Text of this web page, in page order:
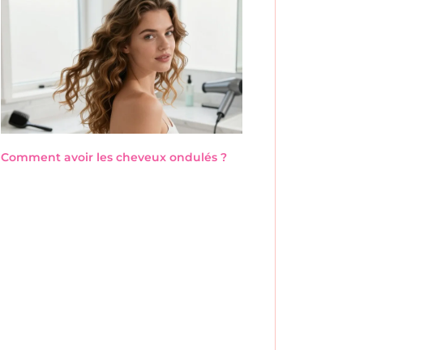
Comment avoir les cheveux ondulés ?